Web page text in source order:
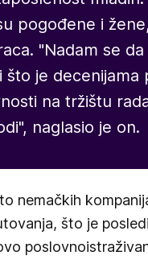
pogođene i
"Nadam se
što je decenijama
na tržištu
naglasio je on.
nemačkih
što je